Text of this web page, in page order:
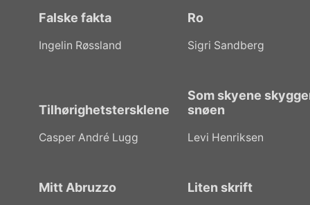
Falske fakta
Ingelin Røssland
Ro
Sigri Sandberg
Tilhørighetstersklene
Casper André Lugg
Som skyene
snøen
Levi Henriksen
Mitt Abruzzo Liten skrift